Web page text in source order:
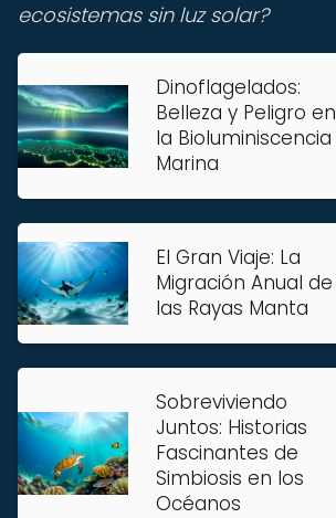
ecosistemas sin luz solar?
Dinoflagelados:
Belleza y Peligro en
la Bioluminiscencia
Marina
El Gran Viaje: La
Migración Anual de
las Rayas Manta
Sobreviviendo
Juntos: Historias
Fascinantes de
Simbiosis en los
Océanos